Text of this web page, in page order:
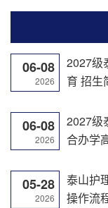
06-08
2026
2027级
育 招
06-08
2026
2027级泰山
合办学
05-28
2026
泰山护
操作流